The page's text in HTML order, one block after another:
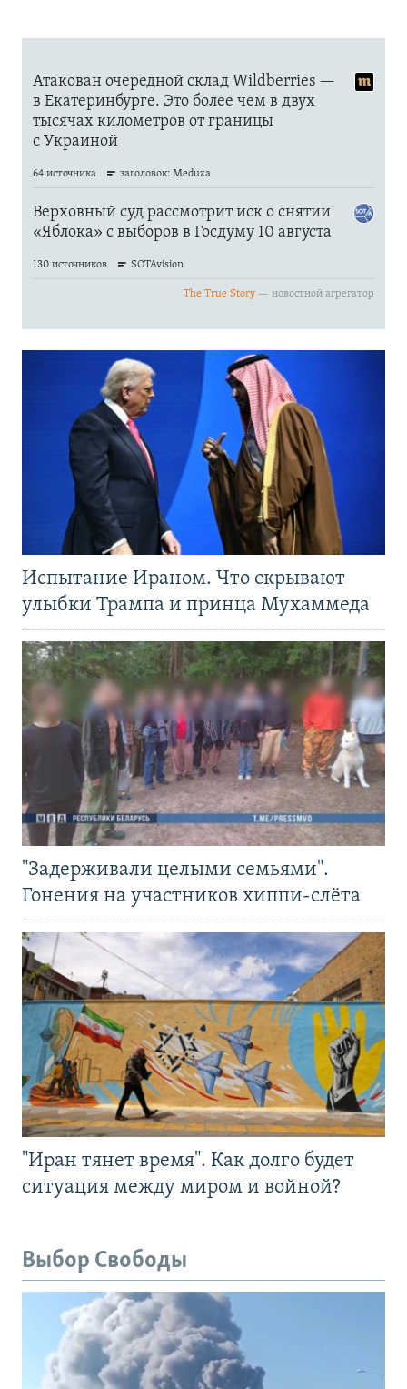
Испытание Ираном. Что скрывают
улыбки Трампа и принца Мухаммеда
"Задерживали целыми семьями".
Гонения на участников хиппи-слёта
"Иран тянет время". Как долго будет
ситуация между миром и войной?
Выбор Свободы